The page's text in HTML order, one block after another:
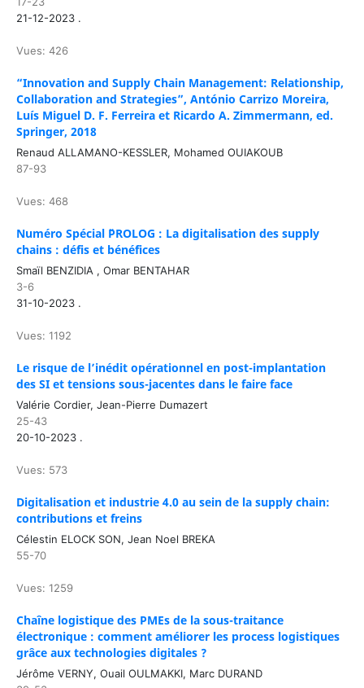
21-12-2023 .
Vues: 426
“Innovation and Supply Chain Management: Relationship,
Collaboration and Strategies”, António Carrizo Moreira,
Luís Miguel D. F. Ferreira et Ricardo A. Zimmermann, ed.
Springer, 2018
Renaud ALLAMANO-KESSLER, Mohamed OUIAKOUB
87-93
Vues: 468
Numéro Spécial ¨PROLOG : La digitalisation des supply
chains : défis et bénéfices
Smaïl BENZIDIA , Omar BENTAHAR
3-6
31-10-2023 .
Vues: 1192
Le risque de l’inédit opérationnel en post-implantation
des SI et tensions sous-jacentes dans le faire face
Valérie Cordier, Jean-Pierre Dumazert
25-43
20-10-2023 .
Vues: 573
Digitalisation et industrie 4.0 au sein de la supply chain:
contributions et freins
Célestin ELOCK SON, Jean Noel BREKA
55-70
Vues: 1259
Chaîne logistique des PMEs de la sous-traitance
électronique : comment améliorer les process logistiques
grâce aux technologies digitales ?
Jérôme VERNY, Ouail OULMAKKI, Marc DURAND